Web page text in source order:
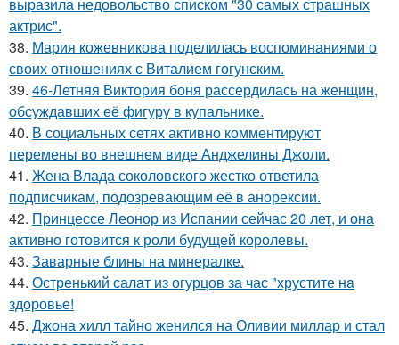
актрис".
38. Мария кожевникова поделилась воспоминаниями о
своих отношениях с Виталием гогунским.
39. 46-Летняя Виктория боня рассердилась на женщин,
обсуждавших её фигуру в купальнике.
40. В социальных сетях активно комментируют
перемены во внешнем виде Анджелины Джоли.
41. Жена Влада соколовского жестко ответила
подписчикам, подозревающим её в анорексии.
42. Принцессе Леонор из Испании сейчас 20 лет, и она
активно готовится к роли будущей королевы.
43. Заварные блины на минералке.
44. Остренький салат из огурцов за час "хрустите нa
здоровье!
45. Джона хилл тайно женился на Оливии миллар и стал